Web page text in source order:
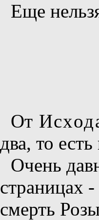
Еще
От
два, то
Очень
страницах
смерть